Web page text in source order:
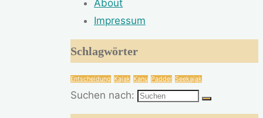
About
Impressum
Schlagwörter
Entscheidung Kajak Kanu Paddel Seekajak
Suchen nach: